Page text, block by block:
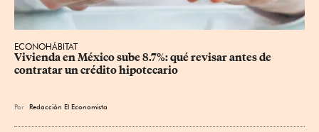
ECONOHÁBITAT
Vivienda en México sube 8.7%: qué revisar antes de
contratar un crédito hipotecario
Por Redacción El Economista